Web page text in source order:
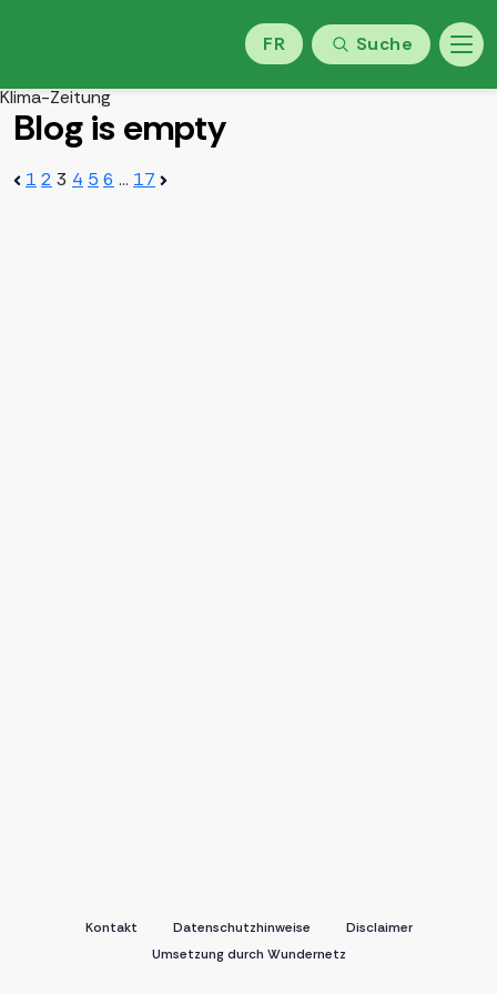
FR Suche
Klima-Zeitung
Blog is empty
Beitragsnavigation
1 2 3 4 5 6 … 17
Kontakt Datenschutzhinweise
Disclaimer
Umsetzung durch Wundernetz